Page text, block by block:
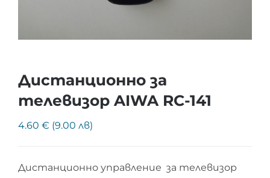
Дистанционно за
телевизор AIWA RC-141
4.60 € (9.00 лв)
Дистанционно управление за телевизор